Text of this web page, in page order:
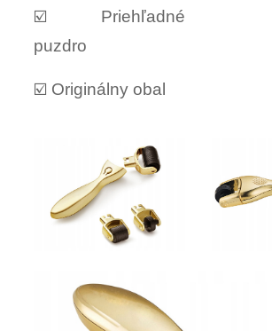
☑️ Priehľadné
puzdro
☑️ Originálny obal